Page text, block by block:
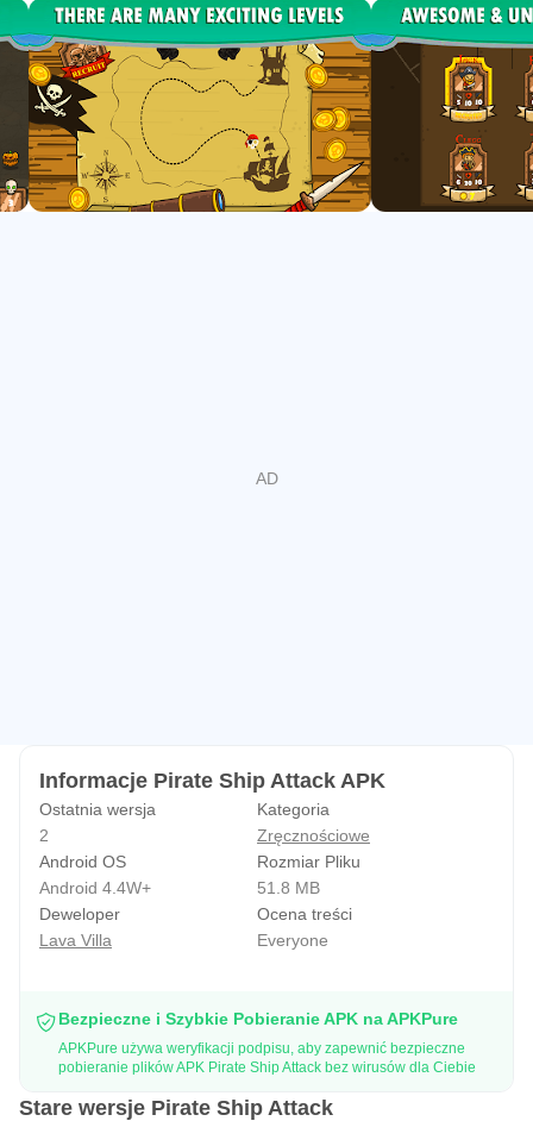
an attacker.
# Over 30 levels to play.
# There are different characters of attackers in every level.
# Make money and recruit new pirates.
# Upgrade your pirate skills as you make more money.
Informacje Pirate Ship Attack APK
Ostatnia wersja
2
Kategoria
Zręcznościowe
Android OS
Android 4.4W+
Rozmiar Pliku
51.8 MB
Deweloper
Lava Villa
Ocena treści
Everyone
Bezpieczne i Szybkie Pobieranie APK na APKPure
APKPure używa weryfikacji podpisu, aby zapewnić bezpieczne
pobieranie plików APK Pirate Ship Attack bez wirusów dla Ciebie
Stare wersje Pirate Ship Attack